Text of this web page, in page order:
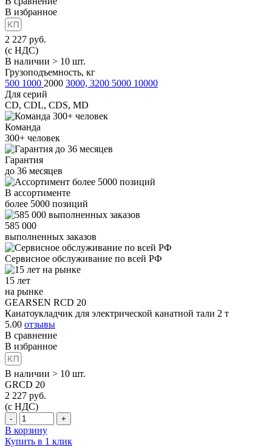
В избранное
2 227 руб.
(с НДС)
В наличии > 10 шт.
Грузоподъемность, кг
500 1000 2000 3000, 3200 5000 10000
Для серий
CD, CDL, CDS, MD
Команда
300+ человек
Гарантия
до 36 месяцев
В ассортименте
более 5000 позиций
585 000
выполненных заказов
Сервисное обслуживание по всей РФ
15 лет
на рынке
GEARSEN RCD 20
Канатоукладчик для электрической канатной тали 2 т
5.00 отзывы
В сравнение
В избранное
В наличии > 10 шт.
GRCD 20
2 227 руб.
(с НДС)
- +
В корзину
Купить в 1 клик